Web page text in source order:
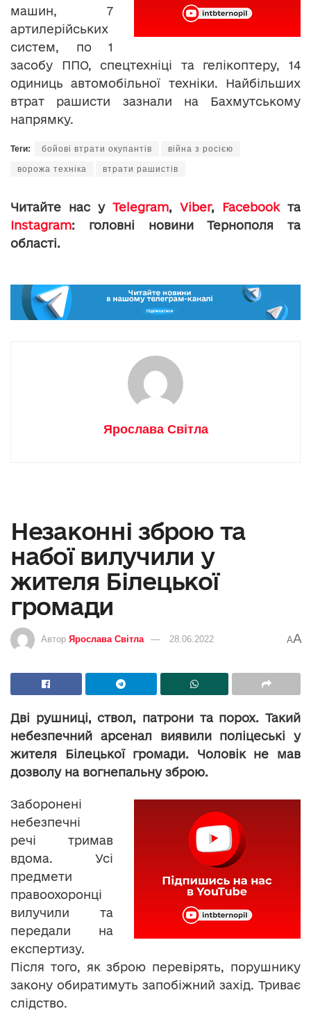
машин, 7
артилерійських
систем, по 1
засобу ППО, спецтехніці та гелікоптеру, 14
одиниць автомобільної техніки. Найбільших
втрат рашисти зазнали на Бахмутському
напрямку.
Теги: бойові втрати окупантів війна з росією
ворожа техніка втрати рашистів
Читайте нас у Telegram, Viber, Facebookта
Instagram: головні новини Тернополя та
області.
Ярослава Світла
Незаконні зброю та
набої вилучили у
жителя Білецької
громади
Автор Ярослава Світла 28.06.2022 AA
Дві рушниці, ствол, патрони та порох. Такий
небезпечний арсенал виявили поліцеські у
жителя Білецької громади. Чоловік не мав
дозволу на вогнепальну зброю.
Заборонені
небезпечні
речі тримав
вдома. Усі
предмети
правоохоронці
вилучили та
передали на
експертизу.
Після того, як зброю перевірять, порушнику
закону обиратимуть запобіжний захід. Триває
слідство.